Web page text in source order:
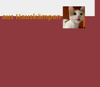
Hauskämpen